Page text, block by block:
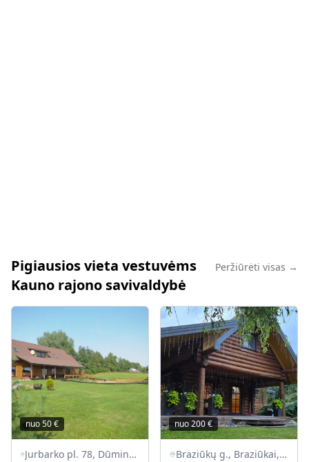
Pigiausios vieta vestuvėms
Kauno rajono savivaldybė
Peržiūrėti visas →
nuo50€
Jurbarko pl. 78, Dūminas, Raudondvario sen., Kauno r. sav., LT-54110
nuo200€
Braziūkų g., Braziūkai, Zapyškio sen., Kauno r. sav.